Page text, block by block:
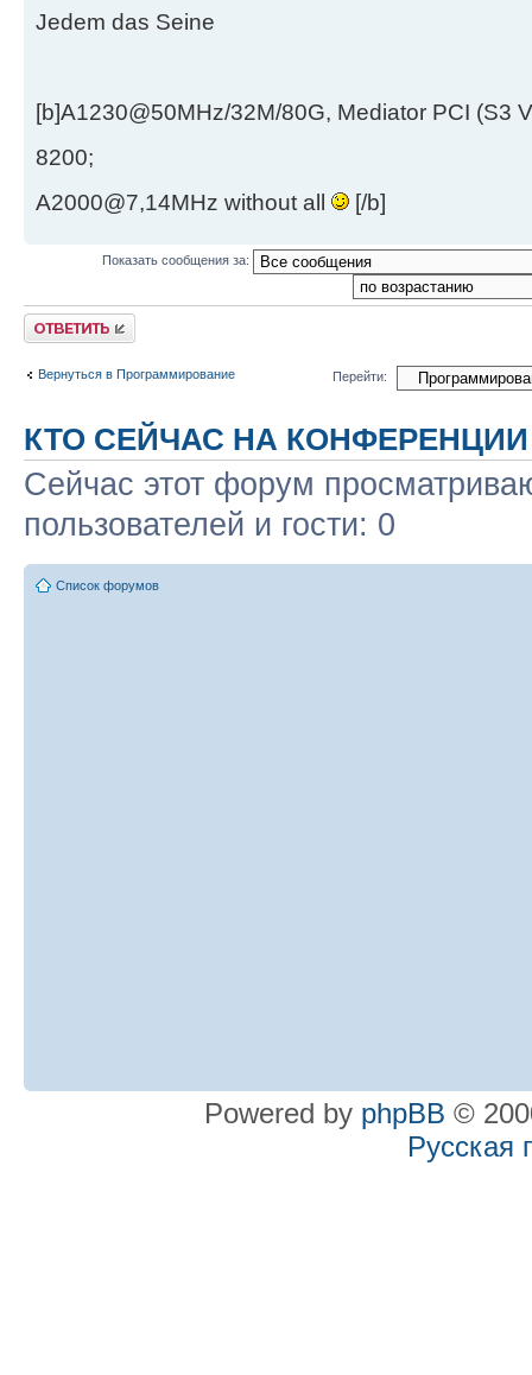
Jedem das Seine
[b]A1230@50MHz/32M/80G, Mediator PCI (S3
8200;
A2000@7,14MHz without all
[/b]
Показать сообщения за:
Ответить
Вернуться в Программирование Перейти:
КТО СЕЙЧАС НА КОНФЕРЕНЦИИ
Сейчас этот форум
пользователей и гости: 0
Список форумов
Powered by phpBB ©
Русская